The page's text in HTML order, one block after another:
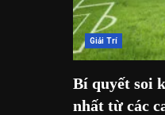
Giải Trí
Bí quyết soi
nhất từ các